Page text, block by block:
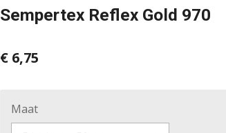
Sempertex Reflex Gold 970
€ 6,75
Maat